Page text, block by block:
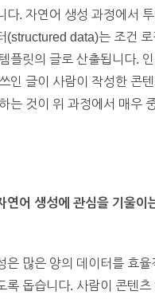
다. 자연어 생성 과정에서
(structured data)는 조건 로
플릿의 글로 산출됩니다. 인
인 글이 사람이 작성한 콘텐
는 것이 위 과정에서 매우
연어 생성에 관심을 기울이
은 많은 양의 데이터를 효율
록 돕습니다. 사람이 콘텐츠